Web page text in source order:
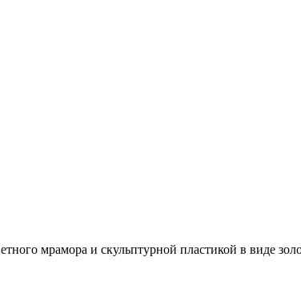
мрамора и скульптурной пластикой в виде